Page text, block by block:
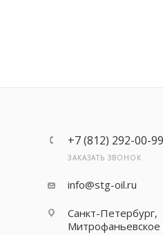
+7 (812) 292-00-99
ЗАКАЗАТЬ ЗВОНОК
info@stg-oil.ru
Санкт-Петербург,